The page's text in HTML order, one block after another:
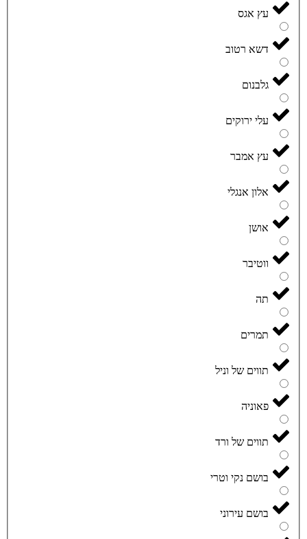
עץ אגס
דשא רטוב
גלבנום
עלי ירוקים
עץ אמבר
אלון אנגלי
אושן
ווטיבר
תה
תמרים
תווים של וניל
פאוניה
תווים של ורד
בושם נקי וטרי
בושם עירוני